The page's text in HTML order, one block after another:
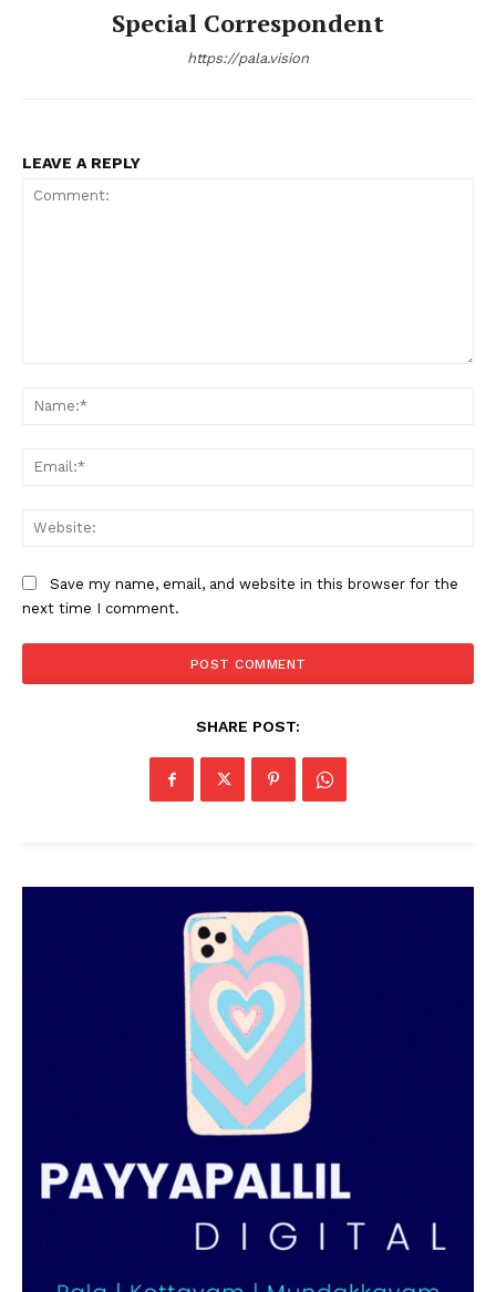
PALA VISION
Special Correspondent
https://pala.vision
LEAVE A REPLY
Save my name, email, and website in this browser for the
next time I comment.
SHARE POST: